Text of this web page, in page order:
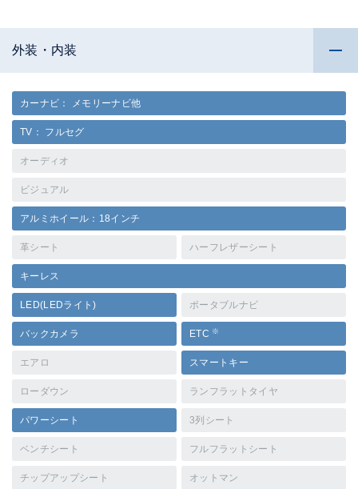
外装・内装
カーナビ： メモリーナビ他
TV： フルセグ
オーディオ
ビジュアル
アルミホイール：18インチ
革シート ハーフレザーシート
キーレス
LED(LEDライト) ポータブルナビ
バックカメラ ETC ※
エアロ スマートキー
ローダウン ランフラットタイヤ
パワーシート 3列シート
ベンチシート フルフラットシート
チップアップシート オットマン